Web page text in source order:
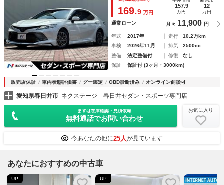
169.9 万円
157.9
万円
12
万円
通常ローン 月々 11,900 円
年式 2017年 走行
10.2万km
車検
2026年11月 排気
2500cc
整備
法定整備付 修復
なし
保証
保証付 (3ヶ月・3000km)
販売店保証 車両状態評価書 グー鑑定 OBD診断済み オンライン商談可
愛知県春日井市 ネクステージ 春日井セダン・スポーツ専門店
まずは在庫確認・見積依頼
無料通話でお問い合わせ
お気に入り
今あなたの他に25人が見ています
あなたにおすすめの中古車
UP UP